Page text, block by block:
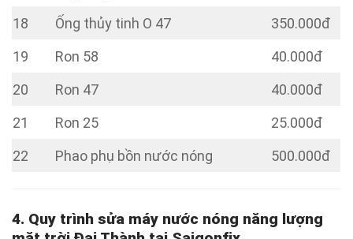
18
Ống thủy tinh O 47
350.000đ
19
Ron 58
40.000đ
20
Ron 47
40.000đ
21
Ron 25
25.000đ
22
Phao phụ bồn nước nóng 500.000đ
4. Quy trình sửa máy nước nóng năng lượng